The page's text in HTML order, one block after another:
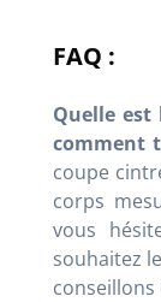
FAQ :
Quelle est
comment
coupe
corps
vous
souhaitez